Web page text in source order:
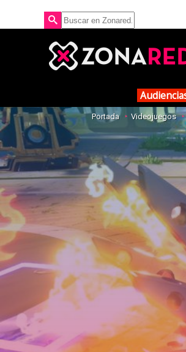
Portada Videojuegos